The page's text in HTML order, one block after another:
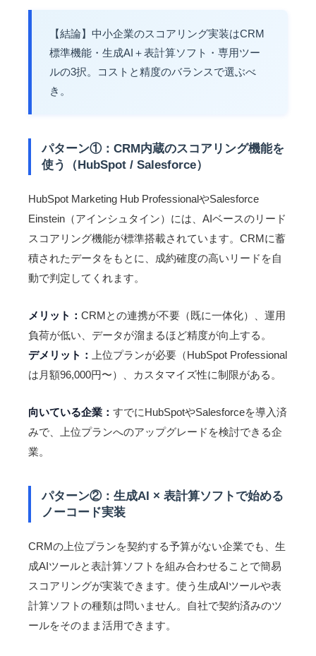
【結論】中小企業のスコアリング実装はCRM
標準機能・生成AI＋表計算ソフト・専用ツー
ルの3択。コストと精度のバランスで選ぶべ
き。
パターン①：CRM内蔵のスコアリング機能を
使う（HubSpot / Salesforce）
HubSpot Marketing Hub ProfessionalやSalesforce
Einstein（アインシュタイン）には、AIベースのリード
スコアリング機能が標準搭載されています。CRMに蓄
積されたデータをもとに、成約確度の高いリードを自
動で判定してくれます。
メリット： CRMとの連携が不要（既に一体化）、運用
負荷が低い、データが溜まるほど精度が向上する。
デメリット：
上位プランが必要（HubSpot Professional
は月額96,000円〜）、カスタマイズ性に制限がある。
向いている企業： すでにHubSpotやSalesforceを導入済
みで、上位プランへのアップグレードを検討できる企
業。
パターン②：生成AI × 表計算ソフトで始める
ノーコード実装
CRMの上位プランを契約する予算がない企業でも、生
成AIツールと表計算ソフトを組み合わせることで簡易
スコアリングが実装できます。使う生成AIツールや表
計算ソフトの種類は問いません。自社で契約済みのツ
ールをそのまま活用できます。